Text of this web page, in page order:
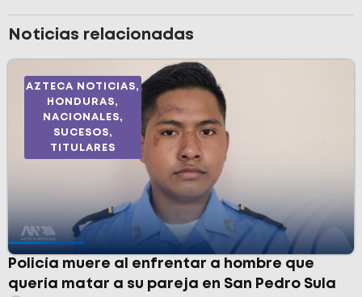
Noticias relacionadas
AZTECA NOTICIAS,
HONDURAS,
NACIONALES,
SUCESOS,
TITULARES
Policía muere al enfrentar a hombre que
quería matar a su pareja en San Pedro Sula